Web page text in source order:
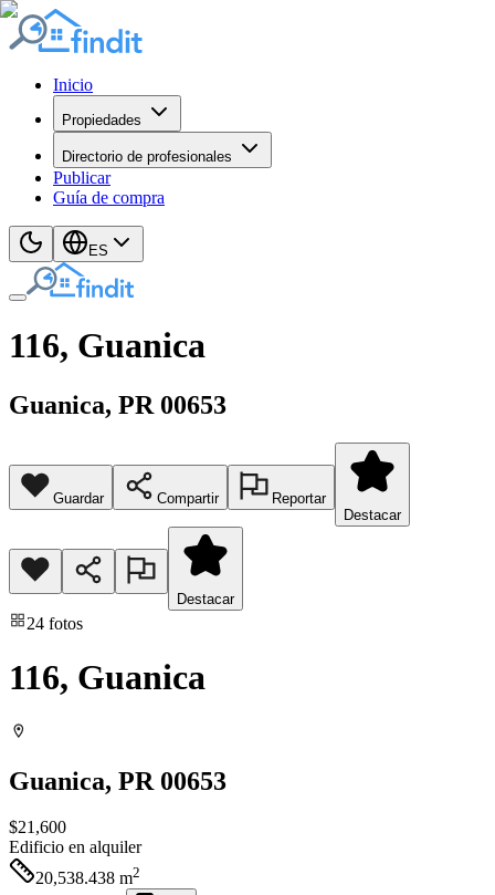
Inicio
Propiedades
Directorio de profesionales
Publicar
Guía de compra
ES
116, Guanica
Guanica, PR 00653
Guardar Compartir
Reportar
Destacar
Destacar
24 fotos
116, Guanica
Guanica, PR 00653
$21,600
Edificio en alquiler
20,538.438 m2